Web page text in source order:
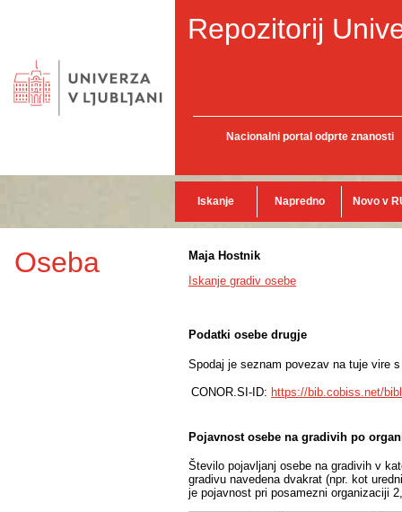
Repozitorij
Nacionalni portal odprte znanosti
Iskanje Napredno Novo v
Oseba
Maja Hostnik
Iskanje gradiv osebe
Podatki osebe drugje
Spodaj je seznam povezav na tuje vire
CONOR.SI-ID: https://bib.cobiss.net/
Pojavnost osebe na gradivih po
Število pojavljanj osebe na gradivih v
gradivu navedena dvakrat (npr. kot
je pojavnost pri posamezni organizaciji